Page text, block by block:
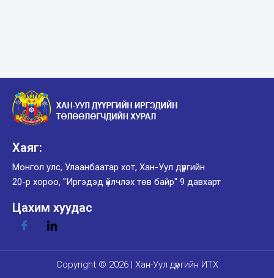
Хаяг:
Монгол улс, Улаанбаатар хот, Хан-Уул дүүргийн
20-р хороо, "Иргэдэд үйлчлэх төв байр" 9 давхарт
Цахим хуудас
Copyright © 2026 | Хан-Уул дүүргийн ИТХ